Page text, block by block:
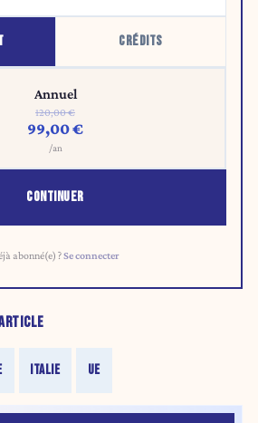
CRÉDITS
Annuel
120,00 €
99,00 €
/an
CONTINUER
abonné(e) ?Se connecter
ITALIE UE